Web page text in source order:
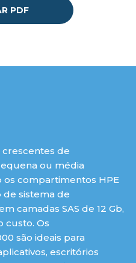
PDF
crescentes de
ou média
compartimentos HPE
de sistema de
camadas SAS de 12 Gb,
custo. Os
são ideais para
escritórios